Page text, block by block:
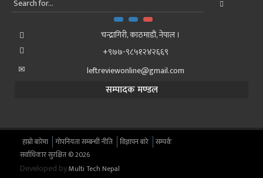
चन्द्रागिरी, काठमाडाैं, नेपाल ।
+९७७-९८५१२४२६६९
leftreviewonline@gmail.com
सम्पादक मण्डल
हाम्रो बारेमा गोपनियता सम्बन्धी नीति विज्ञापन बारे सम्पर्क
सर्वाधिकार सुरक्षित © 2026
Developed byMulti Tech Nepal